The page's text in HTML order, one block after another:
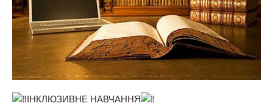
ІНКЛЮЗИВНЕ НАВЧАННЯ